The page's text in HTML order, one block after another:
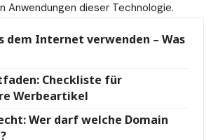
dieser Technologie.
dem Internet verwenden – Was
Checkliste für
Werbeartikel
Wer darf welche Domain